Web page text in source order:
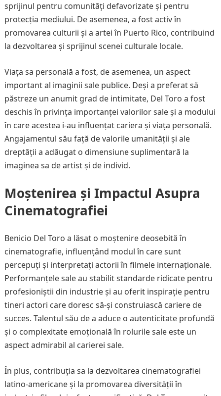
sprijinul pentru comunități defavorizate și pentru
protecția mediului. De asemenea, a fost activ în
promovarea culturii și a artei în Puerto Rico, contribuind
la dezvoltarea și sprijinul scenei culturale locale.
Viața sa personală a fost, de asemenea, un aspect
important al imaginii sale publice. Deși a preferat să
păstreze un anumit grad de intimitate, Del Toro a fost
deschis în privința importanței valorilor sale și a modului
în care acestea i-au influențat cariera și viața personală.
Angajamentul său față de valorile umanității și ale
dreptății a adăugat o dimensiune suplimentară la
imaginea sa de artist și de individ.
Moștenirea și Impactul Asupra
Cinematografiei
Benicio Del Toro a lăsat o moștenire deosebită în
cinematografie, influențând modul în care sunt
percepuți și interpretați actorii în filmele internaționale.
Performanțele sale au stabilit standarde ridicate pentru
profesioniștii din industrie și au oferit inspirație pentru
tineri actori care doresc să-și construiască cariere de
succes. Talentul său de a aduce o autenticitate profundă
și o complexitate emoțională în rolurile sale este un
aspect admirabil al carierei sale.
În plus, contribuția sa la dezvoltarea cinematografiei
latino-americane și la promovarea diversității în